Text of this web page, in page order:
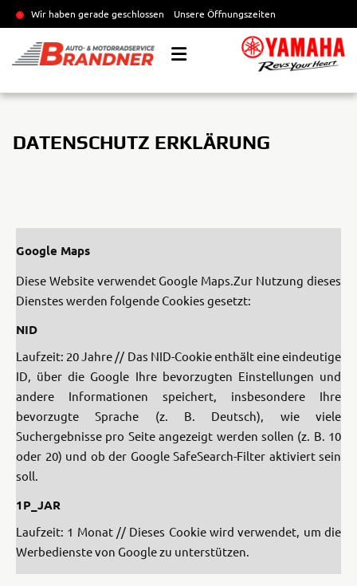
Wir haben gerade geschlossen Unsere Öffnungszeiten
DATENSCHUTZ ERKLÄRUNG
Google Maps
Diese Website verwendet Google Maps.Zur Nutzung dieses
Dienstes werden folgende Cookies gesetzt:
NID
Laufzeit: 20 Jahre // Das NID-Cookie enthält eine eindeutige
ID, über die Google Ihre bevorzugten Einstellungen und
andere Informationen speichert, insbesondere Ihre
bevorzugte Sprache (z. B. Deutsch), wie viele
Suchergebnisse pro Seite angezeigt werden sollen (z. B. 10
oder 20) und ob der Google SafeSearch-Filter aktiviert sein
soll.
1P_JAR
Laufzeit: 1 Monat // Dieses Cookie wird verwendet, um die
Werbedienste von Google zu unterstützen.